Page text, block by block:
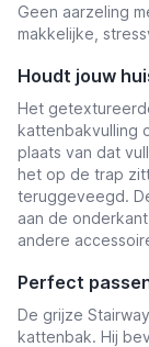
Geen aarzeling
makkelijke,
Houdt jouw
Het
kattenbakvulling
plaats van dat
het op de trap
teruggeveegd.
aan de
andere
Perfect
De grijze
kattenbak. Hij